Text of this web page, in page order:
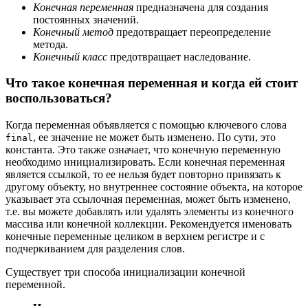
Конечная переменная предназначена для создания
постоянных значений.
Конечный метод предотвращает переопределение
метода.
Конечный класс предотвращает наследование.
Что такое конечная переменная и когда ей стоит
воспользоваться?
Когда переменная объявляется с помощью ключевого слова
final, ее значение не может быть изменено. По сути, это
константа. Это также означает, что конечную переменную
необходимо инициализировать. Если конечная переменная
является ссылкой, то ее нельзя будет повторно привязать к
другому объекту, но внутреннее состояние объекта, на которое
указывает эта ссылочная переменная, может быть изменено,
т.е. вы можете добавлять или удалять элементы из конечного
массива или конечной коллекции. Рекомендуется именовать
конечные переменные целиком в верхнем регистре и с
подчеркиванием для разделения слов.
Существует три способа инициализации конечной
переменной.